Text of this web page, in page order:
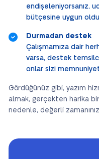
endişeleniyorsanız,
bütçesine uygun
Durmadan destek
Çalışmamıza dair
varsa, destek
onlar sizi
Gördüğünüz gibi, yazım
almak, gerçekten harika
nedenle, değerli